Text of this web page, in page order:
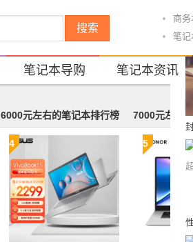
搜索
商
笔记
笔记
商务
笔
笔
笔
商
笔
笔
笔记本导购 笔记本资讯
6000元左右的笔记本排行榜 7000元左右
4 5
(